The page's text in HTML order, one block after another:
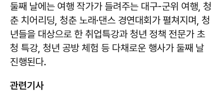
둘째 날에는 여행 작가가 들려주는 대구-군위 여행, 청
춘 치어리딩, 청춘 노래·댄스 경연대회가 펼쳐지며, 청
년들을 대상으로 한 취업특강과 청년 정책 전문가 초
청 특강, 청년 공방 체험 등 다채로운 행사가 둘째 날
진행된다.
관련기사